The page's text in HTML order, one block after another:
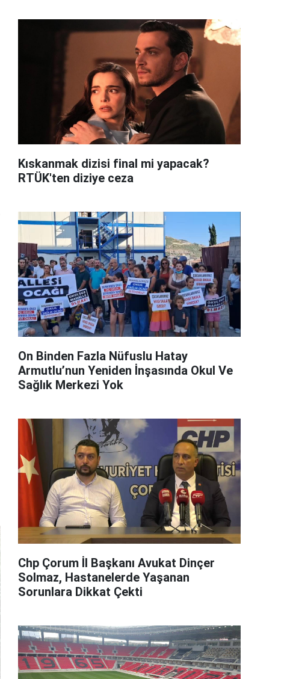
Kıskanmak dizisi final mi yapacak?
RTÜK'ten diziye ceza
On Binden Fazla Nüfuslu Hatay
Armutlu’nun Yeniden İnşasında Okul Ve
Sağlık Merkezi Yok
Chp Çorum İl Başkanı Avukat Dinçer
Solmaz, Hastanelerde Yaşanan
Sorunlara Dikkat Çekti